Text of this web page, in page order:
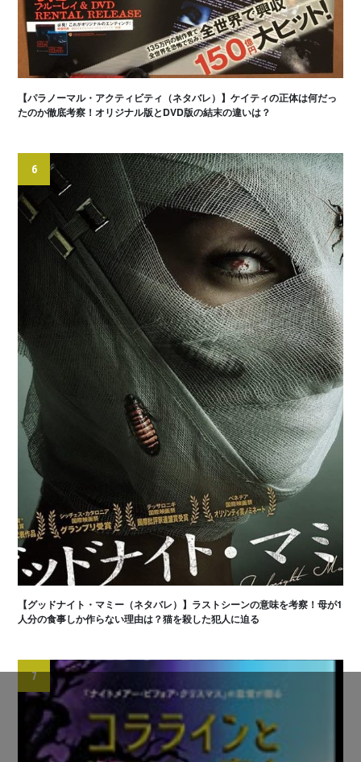
【パラノーマル・アクティビティ（ネタバレ）】ケイティの正体は何だっ
たのか徹底考察！オリジナル版とDVD版の結末の違いは？
6
【グッドナイト・マミー（ネタバレ）】ラストシーンの意味を考察！母が1
人分の食事しか作らない理由は？猫を殺した犯人に迫る
7